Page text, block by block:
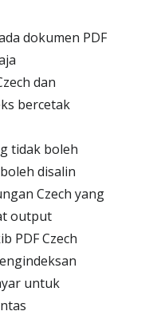
dokumen PDF
dan
bercetak
tidak boleh
disalin
Czech yang
output
PDF Czech
untuk